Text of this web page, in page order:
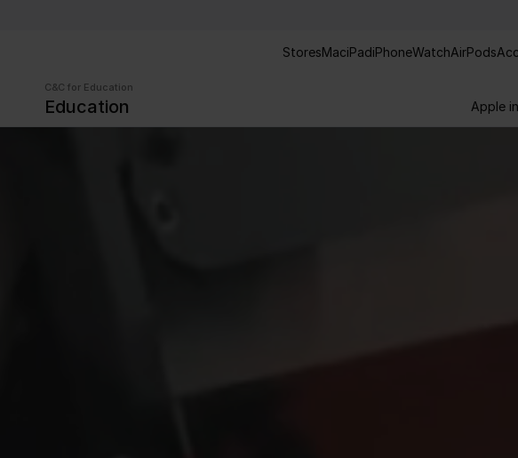
StoresMaciPadiPhoneWatchAirPods
C&C for Education
Education Apple